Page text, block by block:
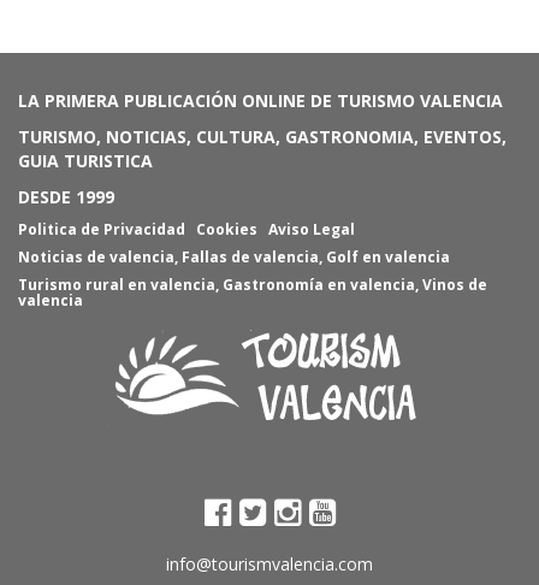
LA PRIMERA PUBLICACIÓN ONLINE DE TURISMO VALENCIA
TURISMO, NOTICIAS, CULTURA, GASTRONOMIA, EVENTOS,
GUIA TURISTICA
DESDE 1999
Politica de Privacidad Cookies Aviso Legal
Noticias de valencia, Fallas de valencia, Golf en valencia
Turismo rural en valencia, Gastronomía en valencia,Vinos de
valencia
info@tourismvalencia.com